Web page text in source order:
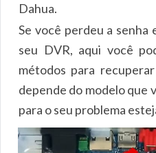
Dahua.
Se você perdeu a senha
seu DVR, aqui você
métodos para
depende do modelo que
para o seu problema